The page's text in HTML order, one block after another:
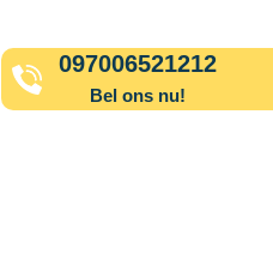
097006521212
Bel ons nu!